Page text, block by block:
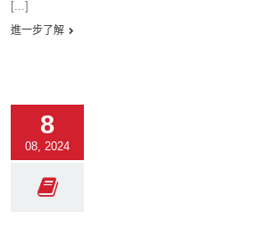
[...]
進一步了解
8
08, 2024